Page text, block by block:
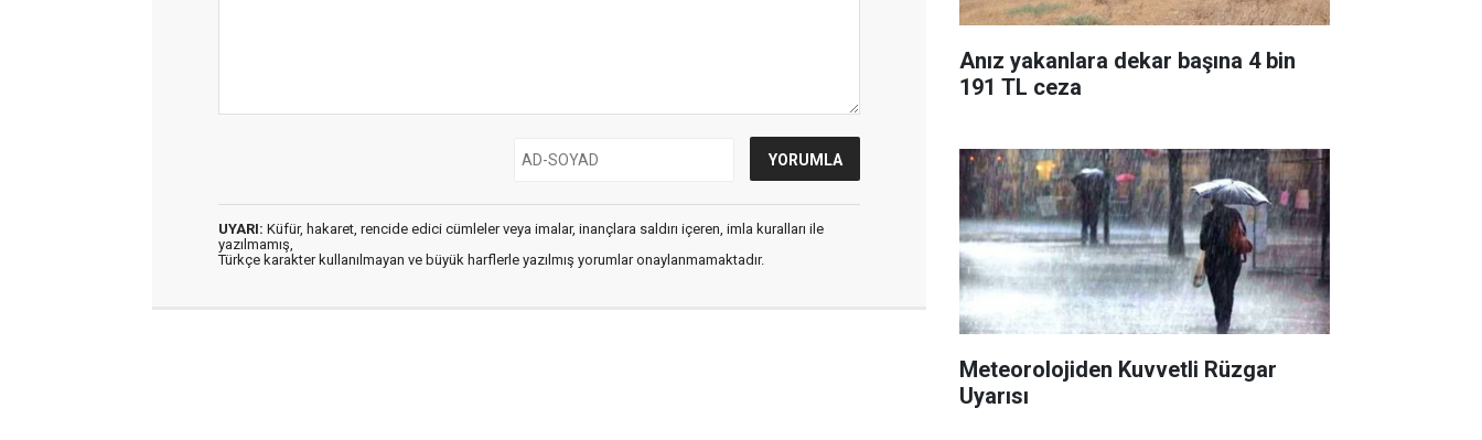
UYARI: Küfür, hakaret, rencide edici cümleler veya imalar, inançlara saldırı içeren, imla kuralları ile
yazılmamış,
Türkçe karakter kullanılmayan ve büyük harflerle yazılmış yorumlar onaylanmamaktadır.
Anız yakanlara dekar başına 4 bin
191 TL ceza
Meteorolojiden Kuvvetli Rüzgar
Uyarısı